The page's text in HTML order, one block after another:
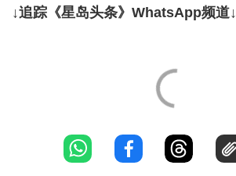
↓追踪《星岛头条》WhatsApp频道↓